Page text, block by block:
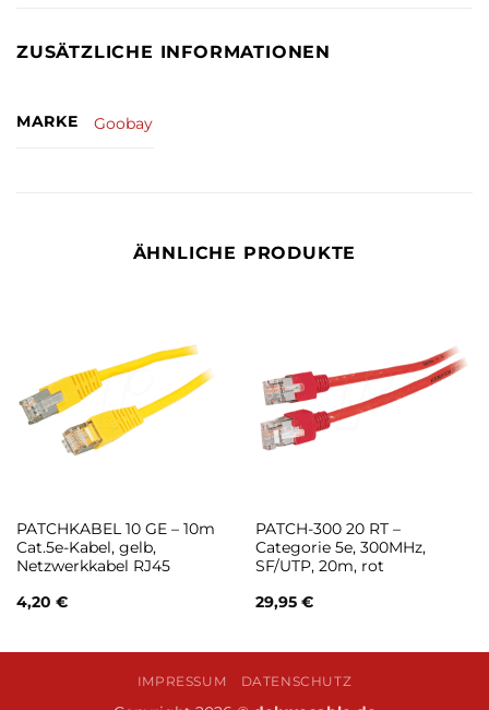
ZUSÄTZLICHE INFORMATIONEN
MARKE Goobay
ÄHNLICHE PRODUKTE
PATCHKABEL 10 GE – 10m
Cat.5e-Kabel, gelb,
Netzwerkkabel RJ45
4,20 €
PATCH-300 20 RT –
Categorie 5e, 300MHz,
SF/UTP, 20m, rot
29,95 €
IMPRESSUM DATENSCHUTZ